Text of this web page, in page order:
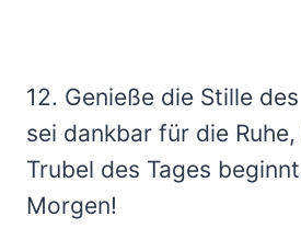
12. Genieße die Stille
sei dankbar für die
Trubel des Tages
Morgen!